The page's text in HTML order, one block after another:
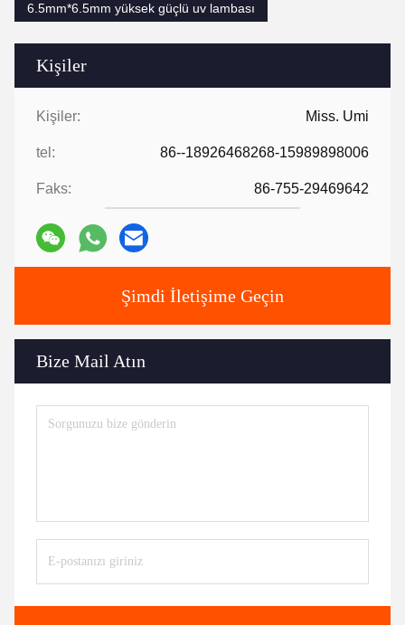
Kişiler
Kişiler: Miss. Umi
tel: 86--18926468268-15989898006
Faks: 86-755-29469642
Şimdi İletişime Geçin
Bize Mail Atın
6.5mm*6.5mm yüksek güçlü uv lambası